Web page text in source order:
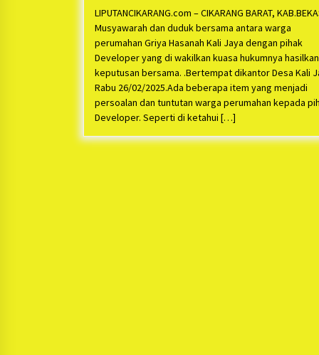
LIPUTANCIKARANG.com – CIKARANG BARAT,
Musyawarah dan duduk bersama antara warga
perumahan Griya Hasanah Kali Jaya dengan pihak
Developer yang di wakilkan kuasa hukumnya hasilkan
keputusan bersama. .Bertempat dikantor Desa Kali
Rabu 26/02/2025.Ada beberapa item yang menjadi
persoalan dan tuntutan warga perumahan kepada
Developer. Seperti di ketahui […]